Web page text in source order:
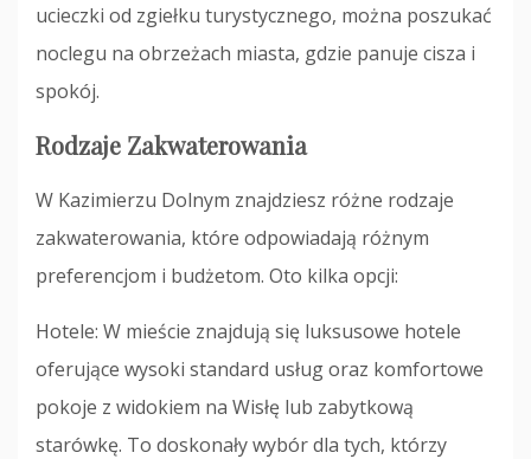
ucieczki od zgiełku turystycznego, można poszukać
noclegu na obrzeżach miasta, gdzie panuje cisza i
spokój.
Rodzaje Zakwaterowania
W Kazimierzu Dolnym znajdziesz różne rodzaje
zakwaterowania, które odpowiadają różnym
preferencjom i budżetom. Oto kilka opcji:
Hotele: W mieście znajdują się luksusowe hotele
oferujące wysoki standard usług oraz komfortowe
pokoje z widokiem na Wisłę lub zabytkową
starówkę. To doskonały wybór dla tych, którzy